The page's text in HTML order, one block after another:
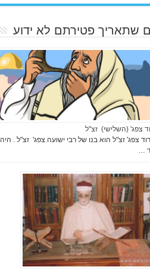
שתאריך פטירתם לא ידוע
צפג' (השלישי) זצ"ל
צפג' זצ"ל הוא בנו של רבי ישועה צפג' זצ"ל . היה
…